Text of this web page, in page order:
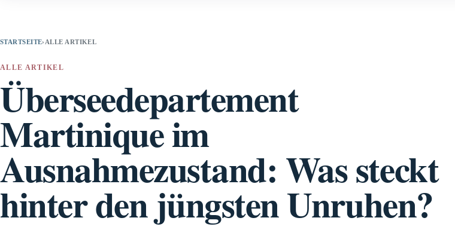
STARTSEITE› ALLE ARTIKEL
ALLE ARTIKEL
Überseedepartement
Martinique im
Ausnahmezustand: Was steckt
hinter den jüngsten Unruhen?